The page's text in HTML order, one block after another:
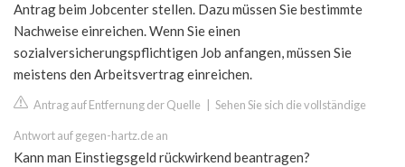
Antrag beim Jobcenter stellen. Dazu müssen Sie bestimmte
Nachweise einreichen. Wenn Sie einen
sozialversicherungspflichtigen Job anfangen, müssen Sie
meistens den Arbeitsvertrag einreichen.
Antrag auf Entfernung der Quelle Sehen Sie sich die vollständige
Antwort auf gegen-hartz.de an
Kann man Einstiegsgeld rückwirkend beantragen?